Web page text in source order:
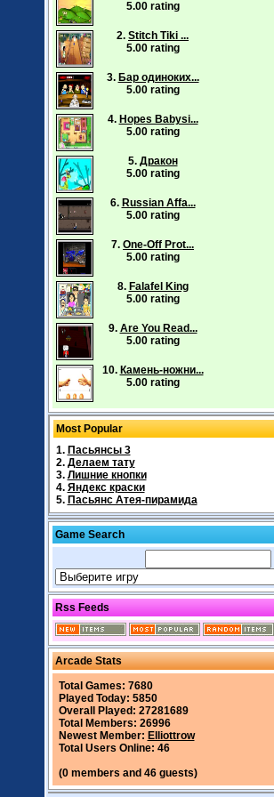
5.00 rating
2. Stitch Tiki ...
5.00 rating
3. Бар одиноких...
5.00 rating
4. Hopes Babysi...
5.00 rating
5. Дракон
5.00 rating
6. Russian Affa...
5.00 rating
7. One-Off Prot...
5.00 rating
8. Falafel King
5.00 rating
9. Are You Read...
5.00 rating
10. Камень-ножни...
5.00 rating
Most Popular
1. Пасьянсы 3
2. Делаем тату
3. Лишние кнопки
4. Яндекс краски
5. Пасьянс Атея-пирамида
Game Search
Rss Feeds
Arcade Stats
Total Games: 7680
Played Today: 5850
Overall Played: 27281689
Total Members: 26996
Newest Member: Elliottrow
Total Users Online: 46
(0 members and 46 guests)